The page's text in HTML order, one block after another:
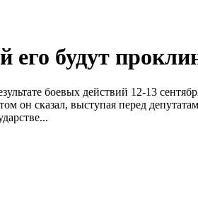
будут
боевых действий 12-13
сказал, выступая перед